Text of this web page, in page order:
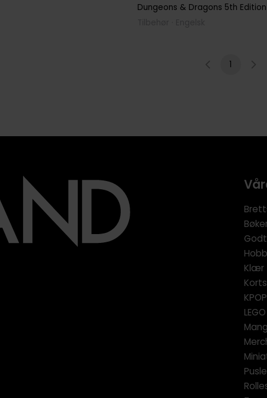
Dungeons & Dragons 5th Edition
1
Klær
LEGO